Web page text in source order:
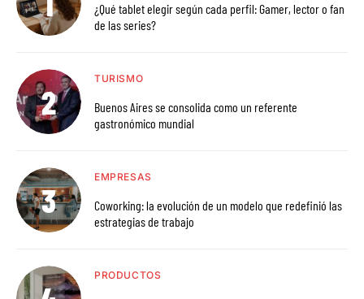
¿Qué tablet elegir según cada perfil: Gamer, lector o fan
de las series?
TURISMO
Buenos Aires se consolida como un referente
gastronómico mundial
EMPRESAS
Coworking: la evolución de un modelo que redefinió las
estrategias de trabajo
PRODUCTOS